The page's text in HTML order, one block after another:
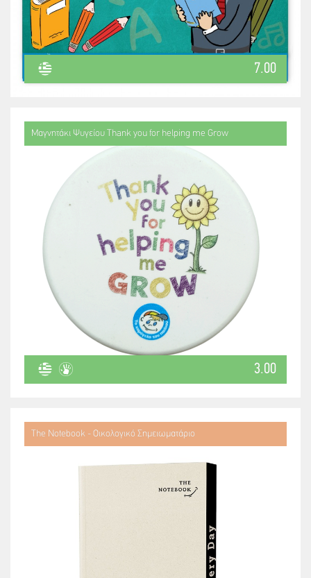
7.00
Μαγνητάκι Ψυγείου Thank you for helping me Grow
3.00
The Notebook - Οικολογικό Σημειωματάριο